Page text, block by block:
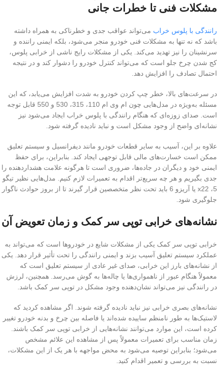
مشکلات فنی تا خطرات جانی
رانندگی با پلوس خراب می‌تواند عواقب جدی و خطرناکی به همراه داشته
باشد که نه تنها به مشکلات فنی خودرو منجر می‌شود، بلکه ایمنی راننده و
سرنشینان را نیز تهدید می‌کند. یکی از مشکلات رایج ناشی از خرابی پلوس،
کج شدن چرخ جلو است که می‌تواند کنترل خودرو را دشوار کند و در نتیجه
احتمال تصادف را افزایش دهد.
در سرعت‌های بالا، خطر چپ کردن خودرو به شدت افزایش می‌یابد، که این
مسئله به‌ویژه در مدل‌هایی چون ام وی ام 110، 315، 530 و 550 قابل توجه
است. صدای زوزه‌ای که هنگام رانندگی با پلوس خراب ایجاد می‌شود نیز
نشانه‌ای واضح از وجود مشکل است و نباید نادیده گرفته شود.
علاوه بر این، آسیب به سایر قطعات خودرو مانند دیفرانسیل و سیستم تعلیق
ممکن است خسارت‌های مالی قابل توجهی ایجاد کند. بنابراین، برای حفظ
ایمنی خود و دیگران در جاده‌ها، ضروری است تا هرگونه علامت هشداردهنده را
جدی بگیریم و هر چه سریع‌تر اقدام به تعمیرات لازم کنیم. مدل‌هایی نظیر تیگو
5، x22 یا آریزو 6 باید تحت نظر متخصصین قرار گیرند تا از بروز حوادث ناگوار
جلوگیری شود.
نشانه‌های خرابی توپی سر کمک و زمان تعویض آن
خرابی توپی سر کمک یکی از مشکلات شایع در خودروها است که می‌تواند به
عملکرد سیستم تعلیق آسیب بزند و ایمنی رانندگی را تحت تأثیر قرار دهد. یکی
از نشانه‌های بارز این خرابی، صدای غیر عادی از سیستم تعلیق است که
معمولاً هنگام عبور از ناهمواری‌ها یا چاله‌ها به گوش می‌رسد. همچنین، لرزش
در رانندگی نیز می‌تواند نشان‌دهنده وجود مشکل در توپی سر کمک باشد.
نشانه‌های بصری خرابی نیز نباید نادیده گرفته شوند. اگر مشاهده کردید که
لاستیک‌ها به طور نامنظم ساییده شده‌اند یا فاصله بین چرخ و بدنه خودرو تغییر
کرده است، این موارد می‌توانند نشانه‌هایی از خرابی توپی سر کمک باشند.
زمان مناسب برای تعمیرات معمولاً پس از مشاهده این علائم مشخص
می‌شود؛ بنابراین توصیه می‌شود به محض مواجهه با هر یک از این مشکلات،
نسبت به بررسی و تعمیر اقدام کنید.